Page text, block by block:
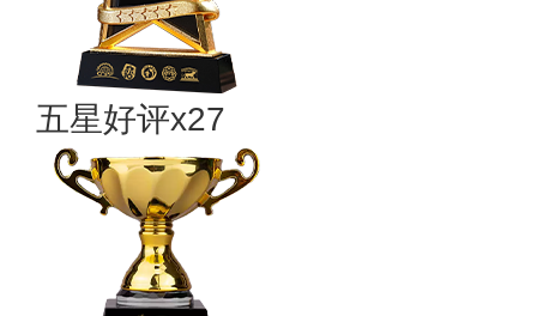
五星好评x27